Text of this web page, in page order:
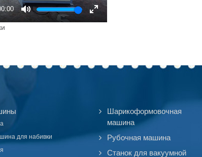
для набивки
Шарикоформовочная
машина
Рубочная машина
Станок для вакуумной